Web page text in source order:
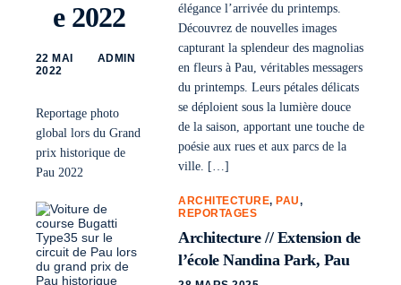
e 2022
22 MAI
2022
ADMIN
Reportage photo
global lors du Grand
prix historique de
Pau 2022
élégance l’arrivée du printemps.
Découvrez de nouvelles images
capturant la splendeur des magnolias
en fleurs à Pau, véritables messagers
du printemps. Leurs pétales délicats
se déploient sous la lumière douce
de la saison, apportant une touche de
poésie aux rues et aux parcs de la
ville. […]
ARCHITECTURE, PAU,
REPORTAGES
Architecture // Extension de
l’école Nandina Park, Pau